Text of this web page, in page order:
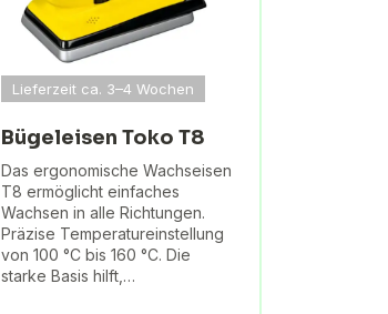
Lieferzeit ca. 3–4 Wochen
Bügeleisen Toko T8
Das ergonomische Wachseisen
T8 ermöglicht einfaches
Wachsen in alle Richtungen.
Präzise Temperatureinstellung
von 100 °C bis 160 °C. Die
starke Basis hilft,…